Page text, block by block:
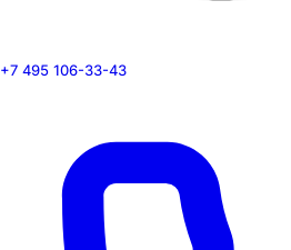
+7 495 106-33-43